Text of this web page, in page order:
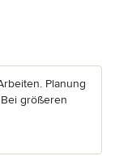
Planung
größeren